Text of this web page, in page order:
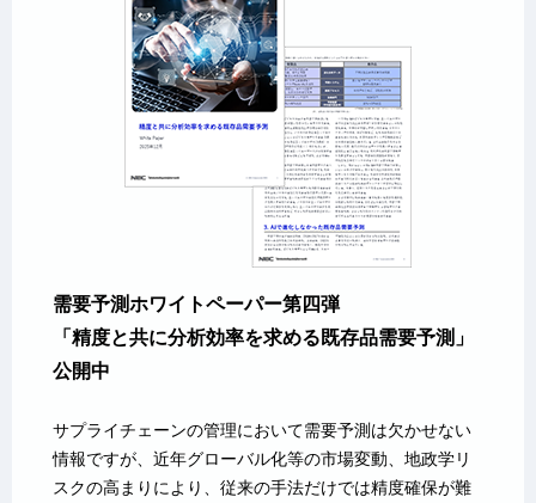
需要予測ホワイトペーパー第四弾
「精度と共に分析効率を求める既存品需要予測」
公開中
サプライチェーンの管理において需要予測は欠かせない
情報ですが、近年グローバル化等の市場変動、地政学リ
スクの高まりにより、従来の手法だけでは精度確保が難